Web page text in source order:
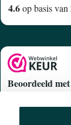
4.6op basis van
Beoordeeld
Gebaseerd op627